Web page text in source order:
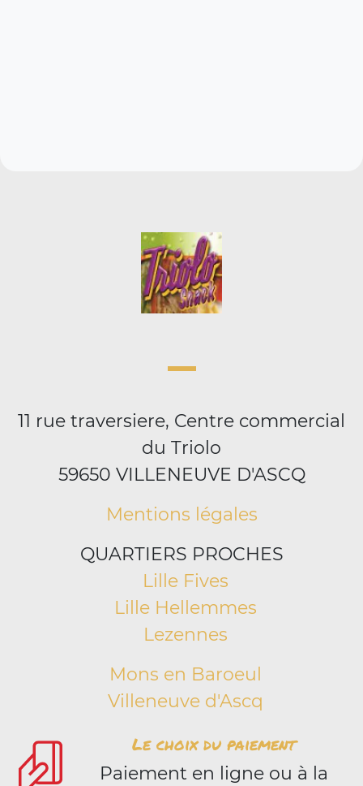
11 rue traversiere, Centre commercial
du Triolo
59650 VILLENEUVE D'ASCQ
Mentions légales
QUARTIERS PROCHES
Lille Fives
Lille Hellemmes
Lezennes
Mons en Baroeul
Villeneuve d'Ascq
Le choix du paiement
Paiement en ligne ou à la